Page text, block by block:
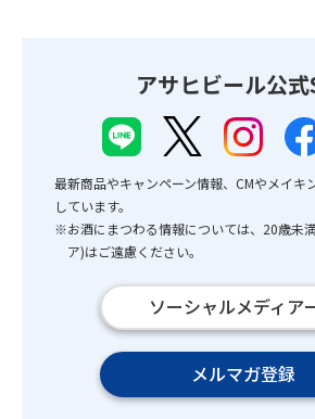
アサヒビール公式
最新商品やキャンペーン情報、CMやメイキ
しています。
※お酒にまつわる情報については、20歳未
ア)はご遠慮ください。
ソーシャルメディア
メルマガ登録